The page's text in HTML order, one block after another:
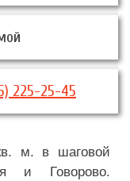
225-25-45
м. в шаговой
и Говорово.